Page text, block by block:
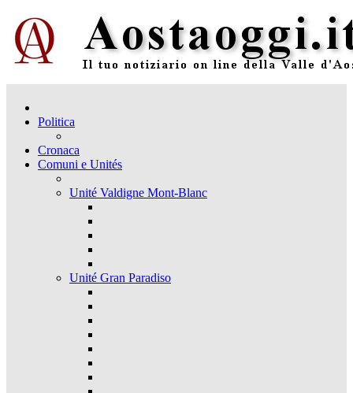
Politica
Cronaca
Comuni e Unités
Unité Valdigne Mont-Blanc
Unité Gran Paradiso